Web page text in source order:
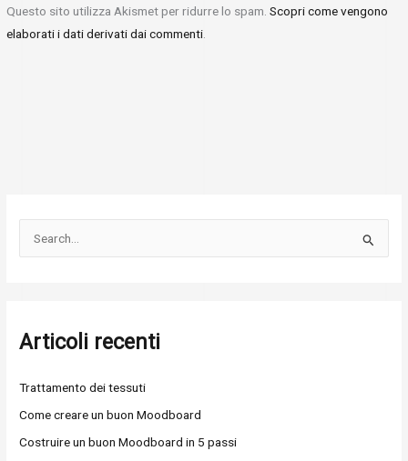
Questo sito utilizza Akismet per ridurre lo spam.Scopri come vengono
elaborati i dati derivati dai commenti
a
Articoli recenti
Trattamento dei tessuti
Come creare un buon Moodboard
Costruire un buon Moodboard in 5 passi